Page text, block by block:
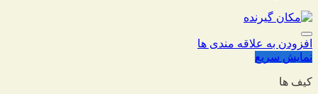
افزودن به علاقه مندی ها
نمایش سریع
کیف ها